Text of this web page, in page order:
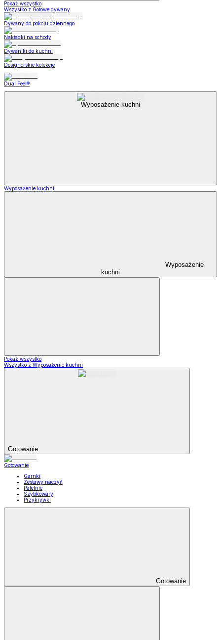
Pokaż wszystko
Wszystko z Gotowe dywany
Dywany do pokoju dziennego
Nakładki na schody
Dywaniki do kuchni
Designerskie kolekcje
Dual Feel®
Wyposażenie kuchni
Wyposażenie kuchni
Wyposażenie
kuchni
Pokaż wszystko
Wszystko z Wyposażenie kuchni
Gotowanie
Gotowanie
Garnki
Zestawy naczyń
Patelnie
Szybkowary
Przykrywki
Gotowanie